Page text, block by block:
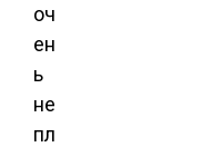
оч
ен
ь
не
пл